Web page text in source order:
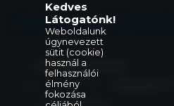
Eleki Közös
5742 Elek, Gyulai út 2.
Központi telefonszám:
Kedves
Látogatónk!
Weboldalunk
úgynevezett
sütit (cookie)
használ a
felhasználói
élmény
fokozása